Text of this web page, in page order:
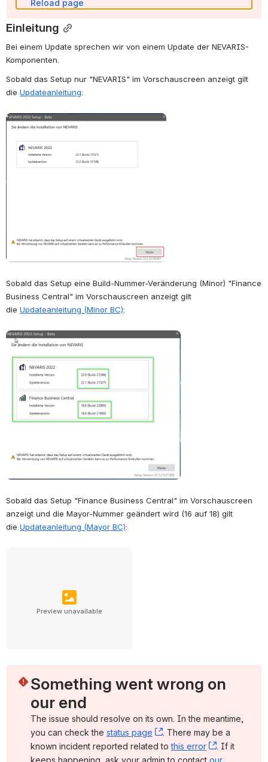
Reload page
Einleitung
Bei einem Update sprechen wir von einem Update der NEVARIS-
Komponenten.
Sobald das Setup nur "NEVARIS" im Vorschauscreen anzeigt gilt
die Updateanleitung:
Open
Sobald das Setup eine Build-Nummer-Veränderung (Minor) "Finance
Business Central" im Vorschauscreen anzeigt gilt
die Updateanleitung (Minor BC):
Open
Sobald das Setup "Finance Business Central" im Vorschauscreen
anzeigt und die Mayor-Nummer geändert wird (16 auf 18) gilt
die Updateanleitung (Mayor BC):
Preview unavailable
Something went wrong on
our end
The issue should resolve on its own. In the meantime,
you can check the status page , (opens new window)
. There may be a
known incident reported related to this error , (opens
. If it
keeps happening, ask your admin to contact our